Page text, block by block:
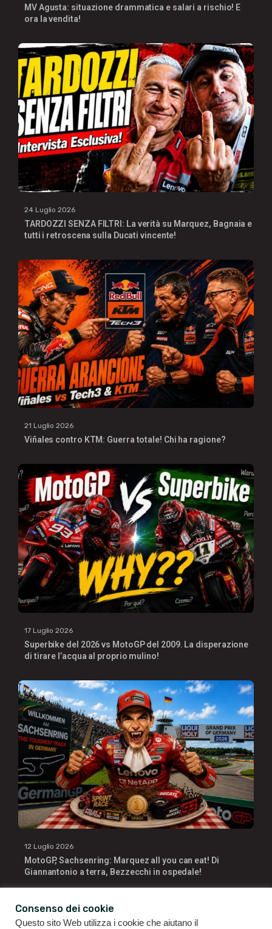
MV Agusta: situazione drammatica e salari a rischio! E
ora la vendita!
24 Luglio 2026
TARDOZZI SENZA FILTRI: La verità su Marquez, Bagnaia e
tutti i retroscena sulla Ducati vincente!
21 Luglio 2026
Viñales contro KTM: Guerra totale! Chi ha ragione?
17 Luglio 2026
Superbike del 2026 vs MotoGP del 2009. La disperazione
di tirare l’acqua al proprio mulino!
12 Luglio 2026
MotoGP, Sachsenring: Marquez all you can eat! Di
Giannantonio a terra, Bezzecchi in ospedale!
Consenso dei cookie
Questo sito Web utilizza i cookie che aiutano il